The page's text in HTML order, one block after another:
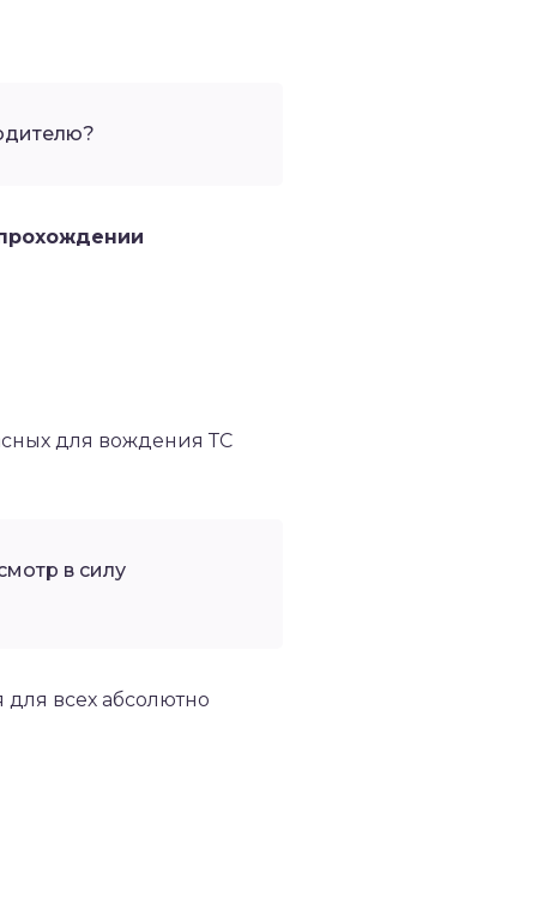
для вождения ТС
в силу
всех абсолютно